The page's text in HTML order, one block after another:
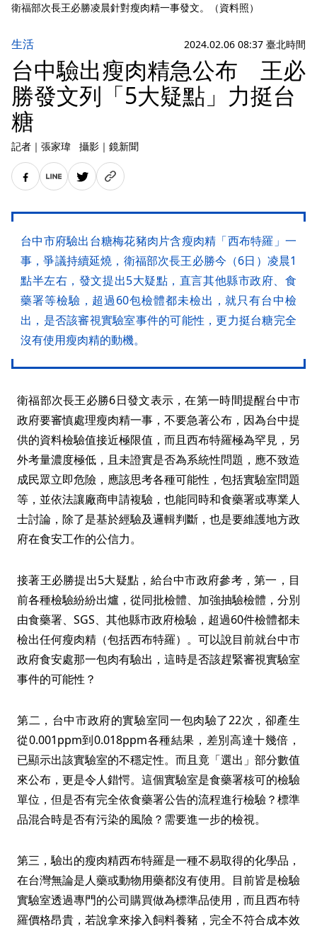
衛福部次長王必勝凌晨針對瘦肉精一事發文。（資料照）
生活 2024.02.06 08:37 臺北時間
台中驗出瘦肉精急公布 王必
勝發文列「5大疑點」力挺台
糖
記者 ｜ 張家瑋 攝影 ｜ 鏡新聞
台中市府驗出台糖梅花豬肉片含瘦肉精「西布特羅」一
事，爭議持續延燒，衛福部次長王必勝今（6日）凌晨1
點半左右，發文提出5大疑點，直言其他縣市政府、食
藥署等檢驗，超過60包檢體都未檢出，就只有台中檢
出，是否該審視實驗室事件的可能性，更力挺台糖完全
沒有使用瘦肉精的動機。
衛福部次長王必勝6日發文表示，在第一時間提醒台中市
政府要審慎處理瘦肉精一事，不要急著公布，因為台中提
供的資料檢驗值接近極限值，而且西布特羅極為罕見，另
外考量濃度極低，且未證實是否為系統性問題，應不致造
成民眾立即危險，應該思考各種可能性，包括實驗室問題
等，並依法讓廠商申請複驗，也能同時和食藥署或專業人
士討論，除了是基於經驗及邏輯判斷，也是要維護地方政
府在食安工作的公信力。
接著王必勝提出5大疑點，給台中市政府參考，第一，目
前各種檢驗紛紛出爐，從同批檢體、加強抽驗檢體，分別
由食藥署、SGS、其他縣市政府檢驗，超過60件檢體都未
檢出任何瘦肉精（包括西布特羅）。可以說目前就台中市
政府食安處那一包肉有驗出，這時是否該趕緊審視實驗室
事件的可能性？
第二，台中市政府的實驗室同一包肉驗了22次，卻產生
從0.001ppm到0.018ppm各種結果，差別高達十幾倍，
已顯示出該實驗室的不穩定性。而且竟「選出」部分數值
來公布，更是令人錯愕。這個實驗室是食藥署核可的檢驗
單位，但是否有完全依食藥署公告的流程進行檢驗？標準
品混合時是否有污染的風險？需要進一步的檢視。
第三，驗出的瘦肉精西布特羅是一種不易取得的化學品，
在台灣無論是人藥或動物用藥都沒有使用。目前皆是檢驗
實驗室透過專門的公司購買做為標準品使用，而且西布特
羅價格昂貴，若說拿來摻入飼料養豬，完全不符合成本效